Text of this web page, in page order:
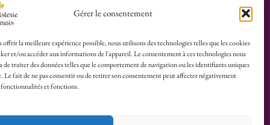
Gérer le consentement
offrir la meilleure expérience possible, nous utilisons des technologies telles que les cookies
et/ou accéder aux informations de l'appareil. Le consentement à ces technologies nous
de traiter des données telles que le comportement de navigation ou les identifiants uniques
Le fait de ne pas consentir ou de retirer son consentement peut affecter négativement
fonctionnalités et fonctions.
:
Calvaire
Lu-Sa : 10h30/13h30 –
Dim (Oct à Mai) : 12h/17h30